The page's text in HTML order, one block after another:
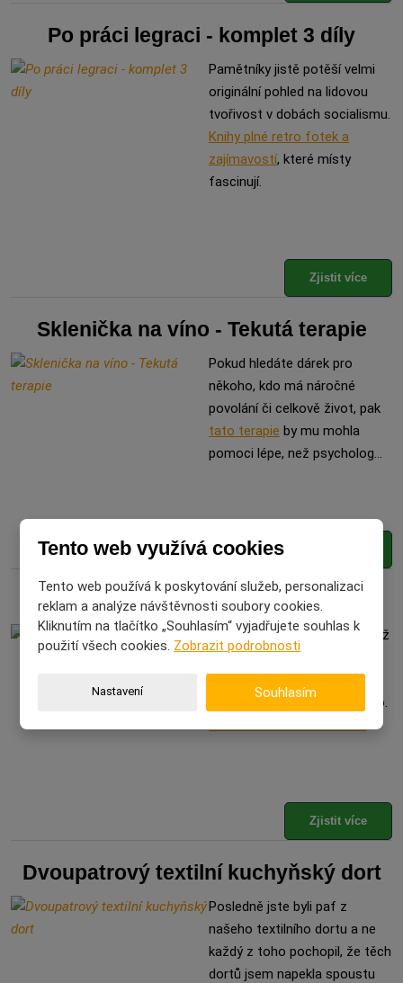
Po práci legraci - komplet 3 díly
Pamětníky jistě potěší velmi
originální pohled na lidovou
tvořivost v dobách socialismu.
Knihy plné retro fotek a
zajímavostí, které místy
fascinují.
Zjistit více
Sklenička na víno - Tekutá terapie
Pokud hledáte dárek pro
někoho, kdo má náročné
povolání či celkově život, pak
tato terapie by mu mohla
pomoci lépe, než psycholog…
Dárkové bílé víno - NO STRESS
Stejně jako posledně - když už
nabízím skleničku coby tip na
nenabídnout rovnou také víno.
Zjistit více
Dvoupatrový textilní kuchyňský dort
Posledně jste byli paf z
našeho textilního dortu a ne
každý z toho pochopil, že těch
dortů jsem napekla spoustu
Tento web využívá cookies
Tento web používá k poskytování služeb, personalizaci
reklam a analýze návštěvnosti soubory cookies.
Kliknutím na tlačítko „Souhlasím“ vyjadřujete souhlas k
použití všech cookies. Zobrazit podrobnosti
Nastavení Souhlasím